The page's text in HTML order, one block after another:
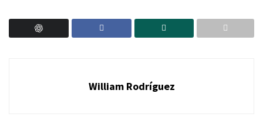
William Rodríguez